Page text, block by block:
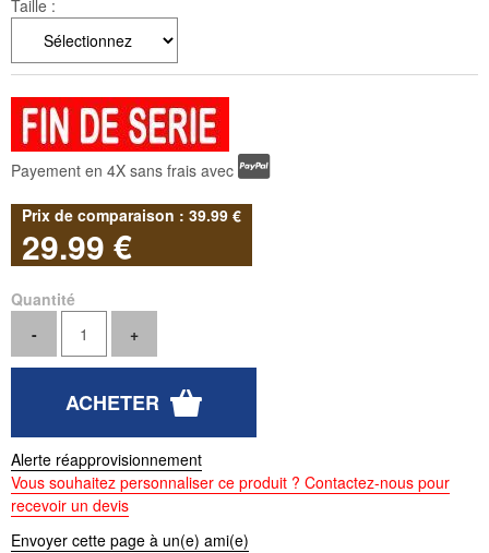
Taille :
Payement en 4X sans frais avec
39.99 €
29.99 €
Quantité
Alerte réapprovisionnement
Vous souhaitez personnaliser ce produit ? Contactez-nous pour
recevoir un devis
Envoyer cette page à un(e) ami(e)